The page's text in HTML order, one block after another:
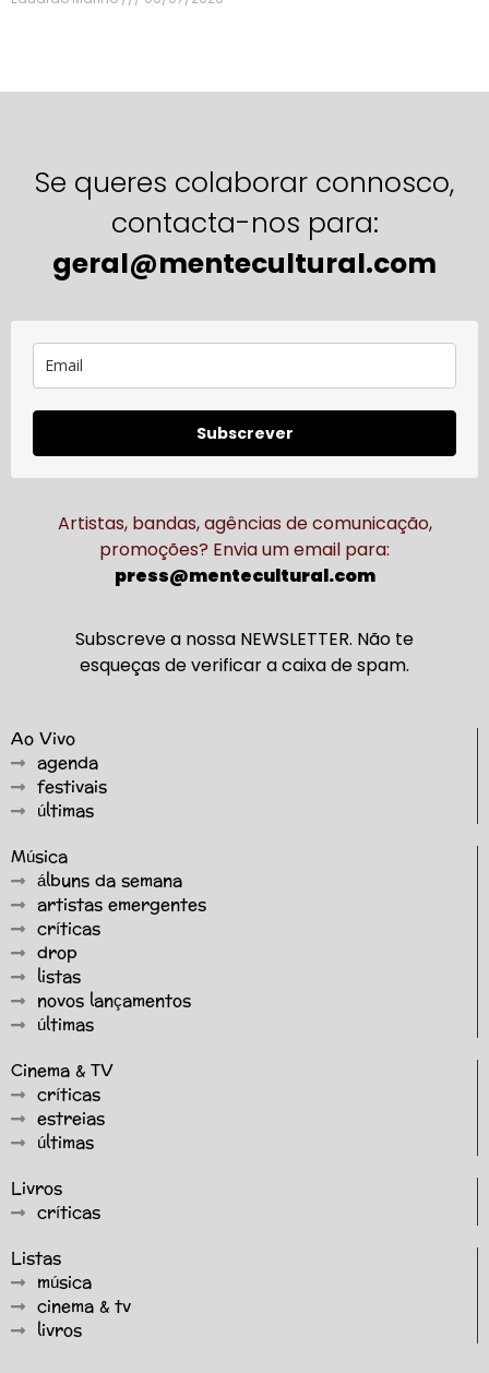
Se queres colaborar connosco,
contacta-nos para:
geral@mentecultural.com
Subscrever
Artistas, bandas, agências de comunicação,
promoções? Envia um email para:
press@mentecultural.com
Subscreve a nossa NEWSLETTER. Não te
esqueças de verificar a caixa de spam.
Ao Vivo
agenda
festivais
últimas
Música
álbuns da semana
artistas emergentes
críticas
drop
listas
novos lançamentos
últimas
Cinema & TV
críticas
estreias
últimas
Livros
críticas
Listas
música
cinema & tv
livros